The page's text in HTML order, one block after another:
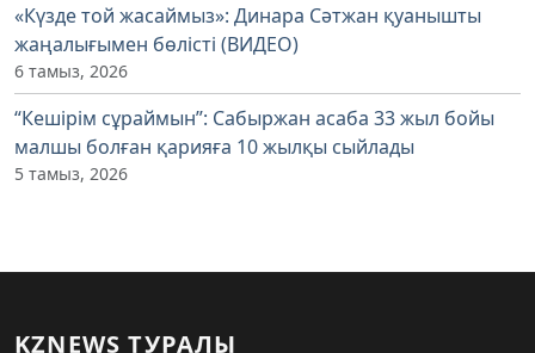
«Күзде той жасаймыз»: Динара Сәтжан қуанышты
жаңалығымен бөлісті (ВИДЕО)
6 тамыз, 2026
“Кешірім сұраймын”: Сабыржан асаба 33 жыл бойы
малшы болған қарияға 10 жылқы сыйлады
5 тамыз, 2026
KZNEWS ТУРАЛЫ